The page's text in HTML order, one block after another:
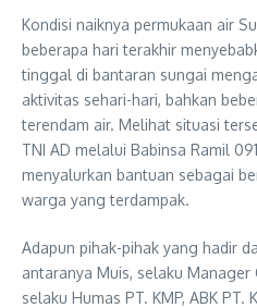
Kondisi naiknya permukaan air
beberapa hari terakhir
tinggal di bantaran sungai
aktivitas sehari-hari, bahkan
terendam air. Melihat situasi
TNI AD melalui Babinsa Ramil
menyalurkan bantuan sebagai
warga yang terdampak.
Adapun pihak-pihak yang hadir
antaranya Muis, selaku Manager
selaku Humas PT. KMP, ABK PT.